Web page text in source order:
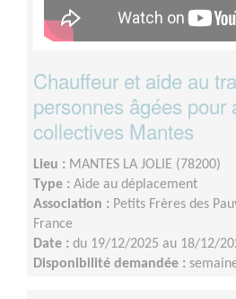
Chauffeur et aide au
personnes âgées pour
collectives Mantes
Lieu : MANTES LA JOLIE (78200)
Type : Aide au déplacement
Association : Petits Frères des
France
Date : du 19/12/2025 au 18/12/
Disponibilité demandée :